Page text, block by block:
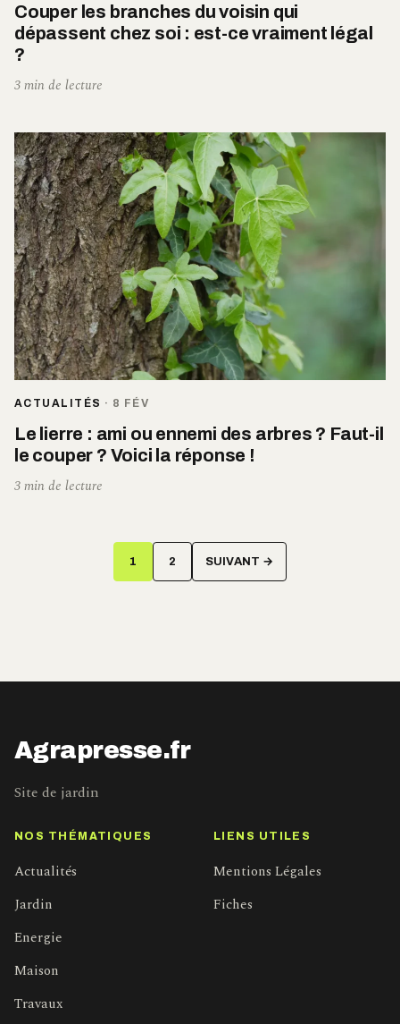
Couper les branches du voisin qui
dépassent chez soi : est-ce vraiment légal
?
3 min de lecture
ACTUALITÉS · 8 FÉV
Le lierre : ami ou ennemi des arbres ? Faut-il
le couper ? Voici la réponse !
3 min de lecture
Pagination
des
1 2 SUIVANT →
Agrapresse.fr
Site de jardin
NOS THÉMATIQUES
Actualités
Jardin
Energie
Maison
Travaux
LIENS UTILES
Mentions Légales
Fiches